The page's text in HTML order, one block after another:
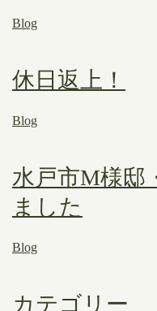
Blog
休日返上！
Blog
水戸市M様邸
ました
Blog
カテゴリー